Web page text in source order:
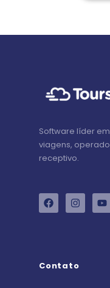
Software líder
viagens,
receptivo.
Contato